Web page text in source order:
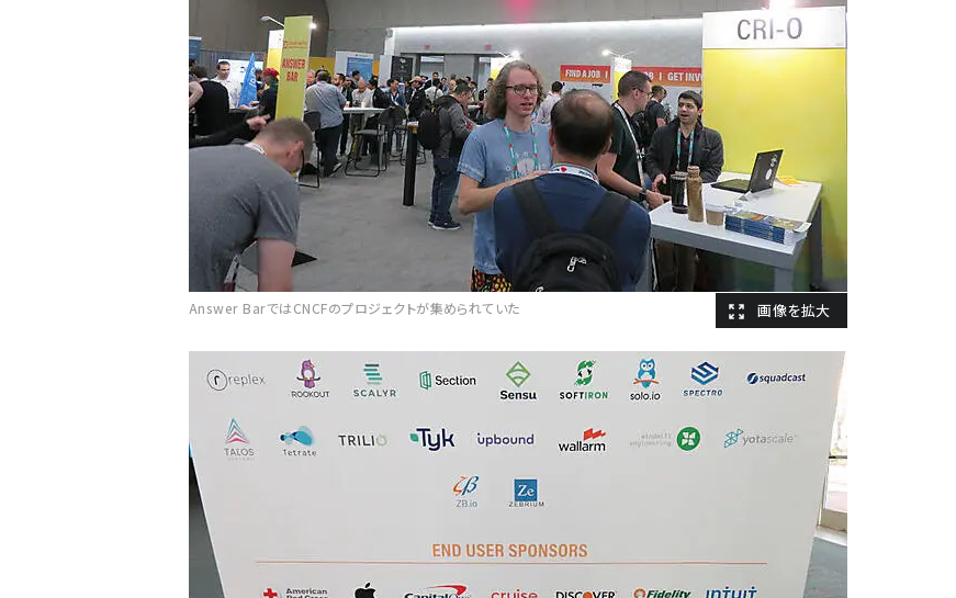
Answer BarではCNCFのプロジェクトが集められていた